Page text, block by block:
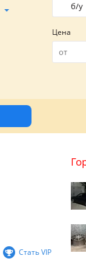
б/y
Цена
Стать VIP